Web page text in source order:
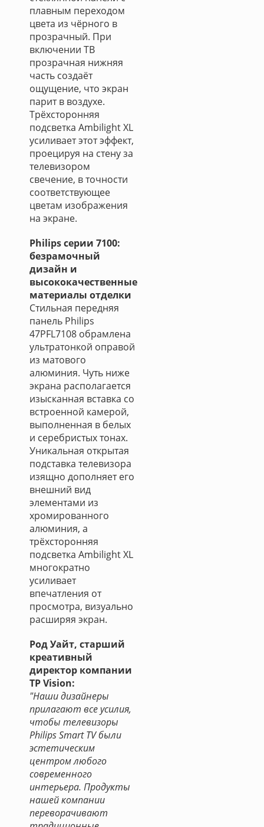
плавным переходом
цвета из чёрного в
прозрачный. При
включении ТВ
прозрачная нижняя
часть создаёт
ощущение, что экран
парит в воздухе.
Трёхсторонняя
подсветка Ambilight XL
усиливает этот эффект,
проецируя на стену за
телевизором
свечение, в точности
соответствующее
цветам изображения
на экране.
Philips серии 7100:
безрамочный
дизайн и
высококачественные
материалы отделки
Стильная передняя
панель Philips
47PFL7108 обрамлена
ультратонкой оправой
из матового
алюминия. Чуть ниже
экрана располагается
изысканная вставка со
встроенной камерой,
выполненная в белых
и серебристых тонах.
Уникальная открытая
подставка телевизора
изящно дополняет его
внешний вид
элементами из
хромированного
алюминия, а
трёхсторонняя
подсветка Ambilight XL
многократно
усиливает
впечатления от
просмотра, визуально
расширяя экран.
Род Уайт, старший
креативный
директор компании
TP Vision:
"Наши дизайнеры
прилагают все усилия,
чтобы телевизоры
Philips Smart TV были
эстетическим
центром любого
современного
интерьера. Продукты
нашей компании
переворачивают